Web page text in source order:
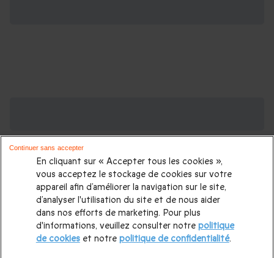
Cadeau anniversaire femme
Coffret cadeau Noël|Cadeau Noël femme|Cadeau Noël
homme|Idée cadeau Femme|Idée cadeau Homme
Cadeau Couple |Cadeaux Fête des Mères |Cadeaux Fête
des Pères|Cadeaux Saint Valentin|Cadeaux Saint Valentin
En cliquant sur « Accepter tous les cookies »,
vous acceptez le stockage de cookies sur votre
appareil afin d’améliorer la navigation sur le site,
d’analyser l'utilisation du site et de nous aider
dans nos efforts de marketing. Pour plus
d'informations, veuillez consulter notre politique
de cookieset notre politique de confidentialité.
Continuer sans accepter